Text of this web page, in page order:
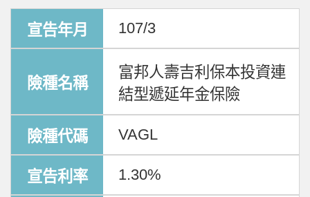
107/3
富邦人壽吉利保本投資連
結型遞延年金保險
VAGL
1.30%